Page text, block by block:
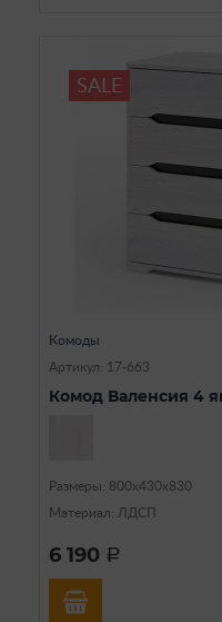
SALE
Комоды
Артикул: 17-663
Комод Валенсия 4
Размеры: 800х430х830
Материал: ЛДСП
6 190 a